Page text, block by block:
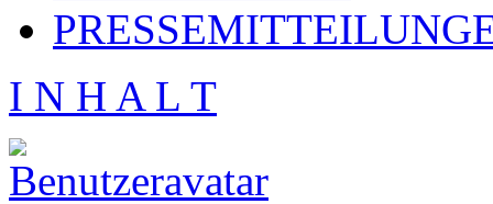
I N H A L T